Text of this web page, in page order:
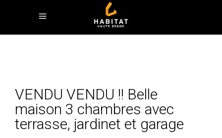
VENDU VENDU !! Belle
maison 3 chambres avec
terrasse, jardinet et garage